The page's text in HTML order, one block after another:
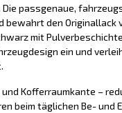
passgenaue,
bewahrt den Originallack
mit
ein und
Kofferraumkante –
beim täglichen Be- und